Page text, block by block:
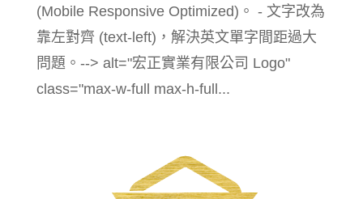
(Mobile Responsive Optimized)。 - 文字改為
靠左對齊 (text-left)，解決英文單字間距過大
問題。--> alt="宏正實業有限公司 Logo"
class="max-w-full max-h-full...